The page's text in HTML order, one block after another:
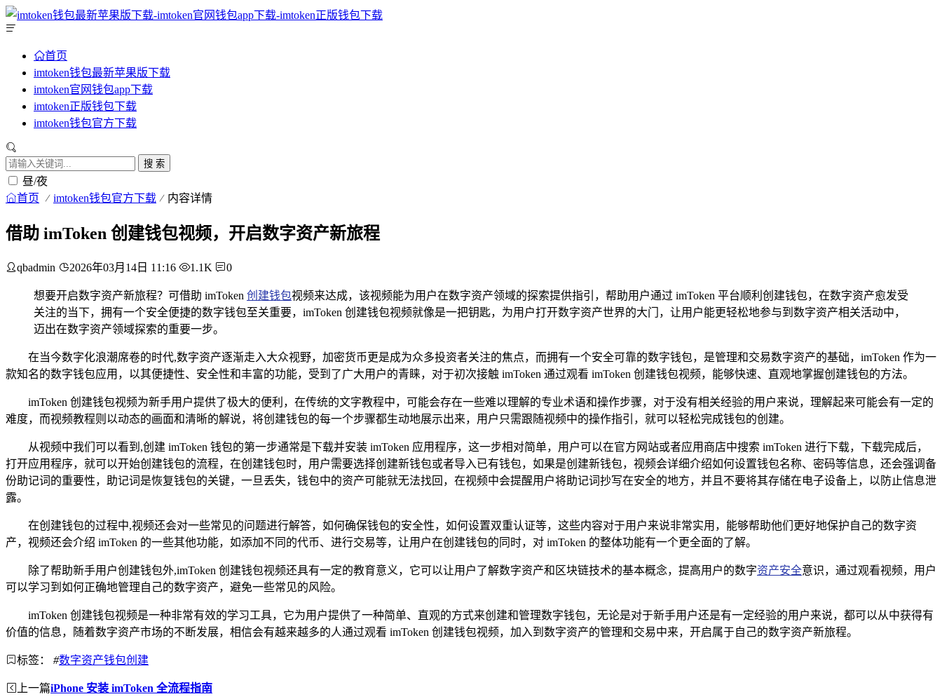
首页
imtoken钱包最新苹果版下载
imtoken官网钱包app下载
imtoken正版钱包下载
imtoken钱包官方下载
搜 索
昼/夜
首页 imtoken钱包官方下载 内容详情
借助 imToken 创建钱包视频，开启数字资产新旅程
qbadmin 2026年03月14日 11:16 1.1K 0
想要开启数字资产新旅程？可借助 imToken 创建钱包视频来达成，该视频能为用户在数字资产领域的探索提供指引，帮助用户通过 imToken 平台顺利创建钱包，在数字资产愈发受
关注的当下，拥有一个安全便捷的数字钱包至关重要，imToken 创建钱包视频就像是一把钥匙，为用户打开数字资产世界的大门，让用户能更轻松地参与到数字资产相关活动中，
迈出在数字资产领域探索的重要一步。
在当今数字化浪潮席卷的时代,数字资产逐渐走入大众视野，加密货币更是成为众多投资者关注的焦点，而拥有一个安全可靠的数字钱包，是管理和交易数字资产的基础，imToken 作为一
款知名的数字钱包应用，以其便捷性、安全性和丰富的功能，受到了广大用户的青睐，对于初次接触 imToken 通过观看 imToken 创建钱包视频，能够快速、直观地掌握创建钱包的方法。
imToken 创建钱包视频为新手用户提供了极大的便利，在传统的文字教程中，可能会存在一些难以理解的专业术语和操作步骤，对于没有相关经验的用户来说，理解起来可能会有一定的
难度，而视频教程则以动态的画面和清晰的解说，将创建钱包的每一个步骤都生动地展示出来，用户只需跟随视频中的操作指引，就可以轻松完成钱包的创建。
从视频中我们可以看到,创建 imToken 钱包的第一步通常是下载并安装 imToken 应用程序，这一步相对简单，用户可以在官方网站或者应用商店中搜索 imToken 进行下载，下载完成后，
打开应用程序，就可以开始创建钱包的流程，在创建钱包时，用户需要选择创建新钱包或者导入已有钱包，如果是创建新钱包，视频会详细介绍如何设置钱包名称、密码等信息，还会强调备
份助记词的重要性，助记词是恢复钱包的关键，一旦丢失，钱包中的资产可能就无法找回，在视频中会提醒用户将助记词抄写在安全的地方，并且不要将其存储在电子设备上，以防止信息泄
露。
在创建钱包的过程中,视频还会对一些常见的问题进行解答，如何确保钱包的安全性，如何设置双重认证等，这些内容对于用户来说非常实用，能够帮助他们更好地保护自己的数字资
产，视频还会介绍 imToken 的一些其他功能，如添加不同的代币、进行交易等，让用户在创建钱包的同时，对 imToken 的整体功能有一个更全面的了解。
除了帮助新手用户创建钱包外,imToken 创建钱包视频还具有一定的教育意义，它可以让用户了解数字资产和区块链技术的基本概念，提高用户的数字资产安全意识，通过观看视频，用户
可以学习到如何正确地管理自己的数字资产，避免一些常见的风险。
imToken 创建钱包视频是一种非常有效的学习工具，它为用户提供了一种简单、直观的方式来创建和管理数字钱包，无论是对于新手用户还是有一定经验的用户来说，都可以从中获得有
价值的信息，随着数字资产市场的不断发展，相信会有越来越多的人通过观看 imToken 创建钱包视频，加入到数字资产的管理和交易中来，开启属于自己的数字资产新旅程。
标签： #数字资产钱包创建
上一篇iPhone 安装 imToken 全流程指南